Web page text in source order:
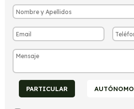
PARTICULAR AUTÓNOMO